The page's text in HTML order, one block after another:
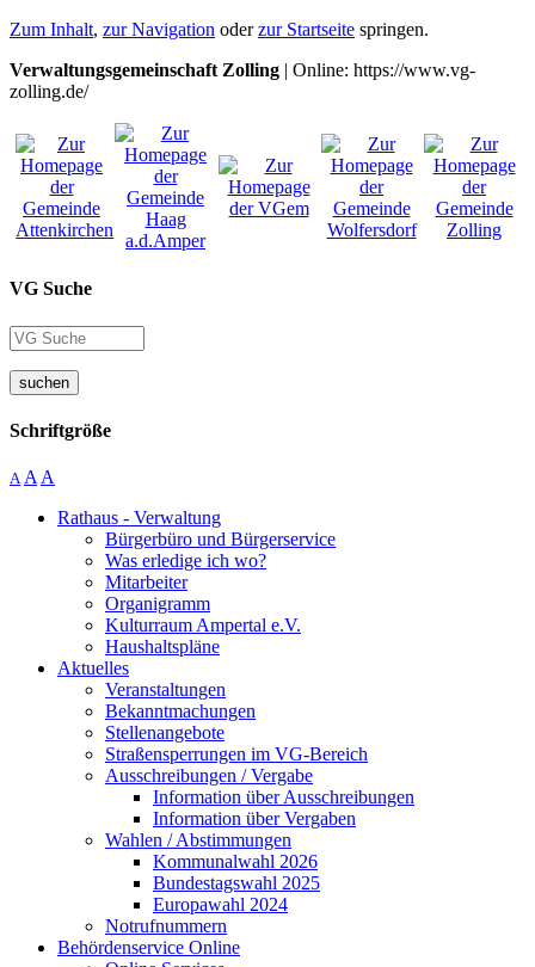
Zum Inhalt, zur Navigation oderzur Startseite springen.
Verwaltungsgemeinschaft Zolling | Online: https://www.vg-
zolling.de/
VG Suche
suchen
Schriftgröße
A A A
Rathaus - Verwaltung
Bürgerbüro und Bürgerservice
Was erledige ich wo?
Mitarbeiter
Organigramm
Kulturraum Ampertal e.V.
Haushaltspläne
Aktuelles
Veranstaltungen
Bekanntmachungen
Stellenangebote
Straßensperrungen im VG-Bereich
Ausschreibungen / Vergabe
Information über Ausschreibungen
Information über Vergaben
Wahlen / Abstimmungen
Kommunalwahl 2026
Bundestagswahl 2025
Europawahl 2024
Notrufnummern
Behördenservice Online